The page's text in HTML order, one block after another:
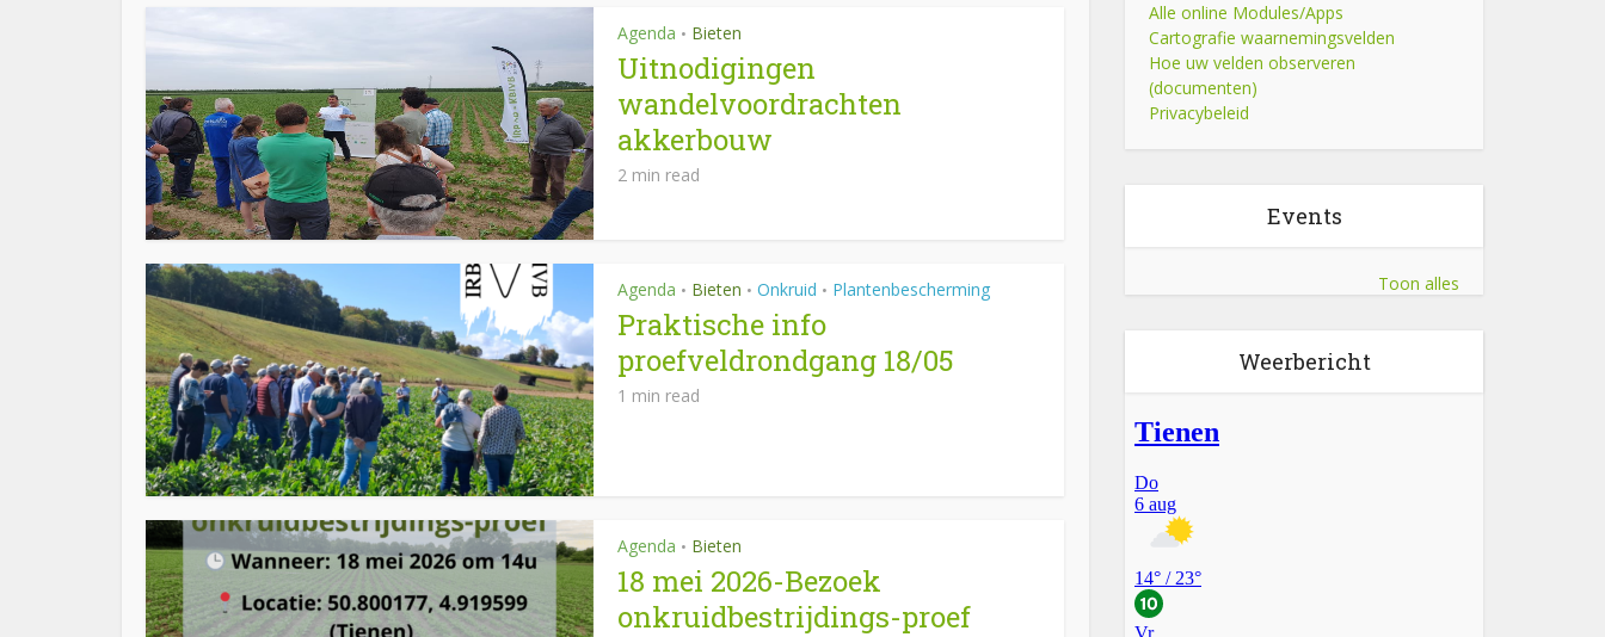
Agenda • Bieten
Uitnodigingen
wandelvoordrachten
akkerbouw
2 min read
Agenda • Bieten • Onkruid • Plantenbescherming
Praktische info
proefveldrondgang 18/05
1 min read
Agenda • Bieten
18 mei 2026-Bezoek
onkruidbestrijdings-proef
Alle online Modules/Apps
Cartografie waarnemingsvelden
Hoe uw velden observeren
(documenten)
Privacybeleid
Events
Toon alles
Weerbericht